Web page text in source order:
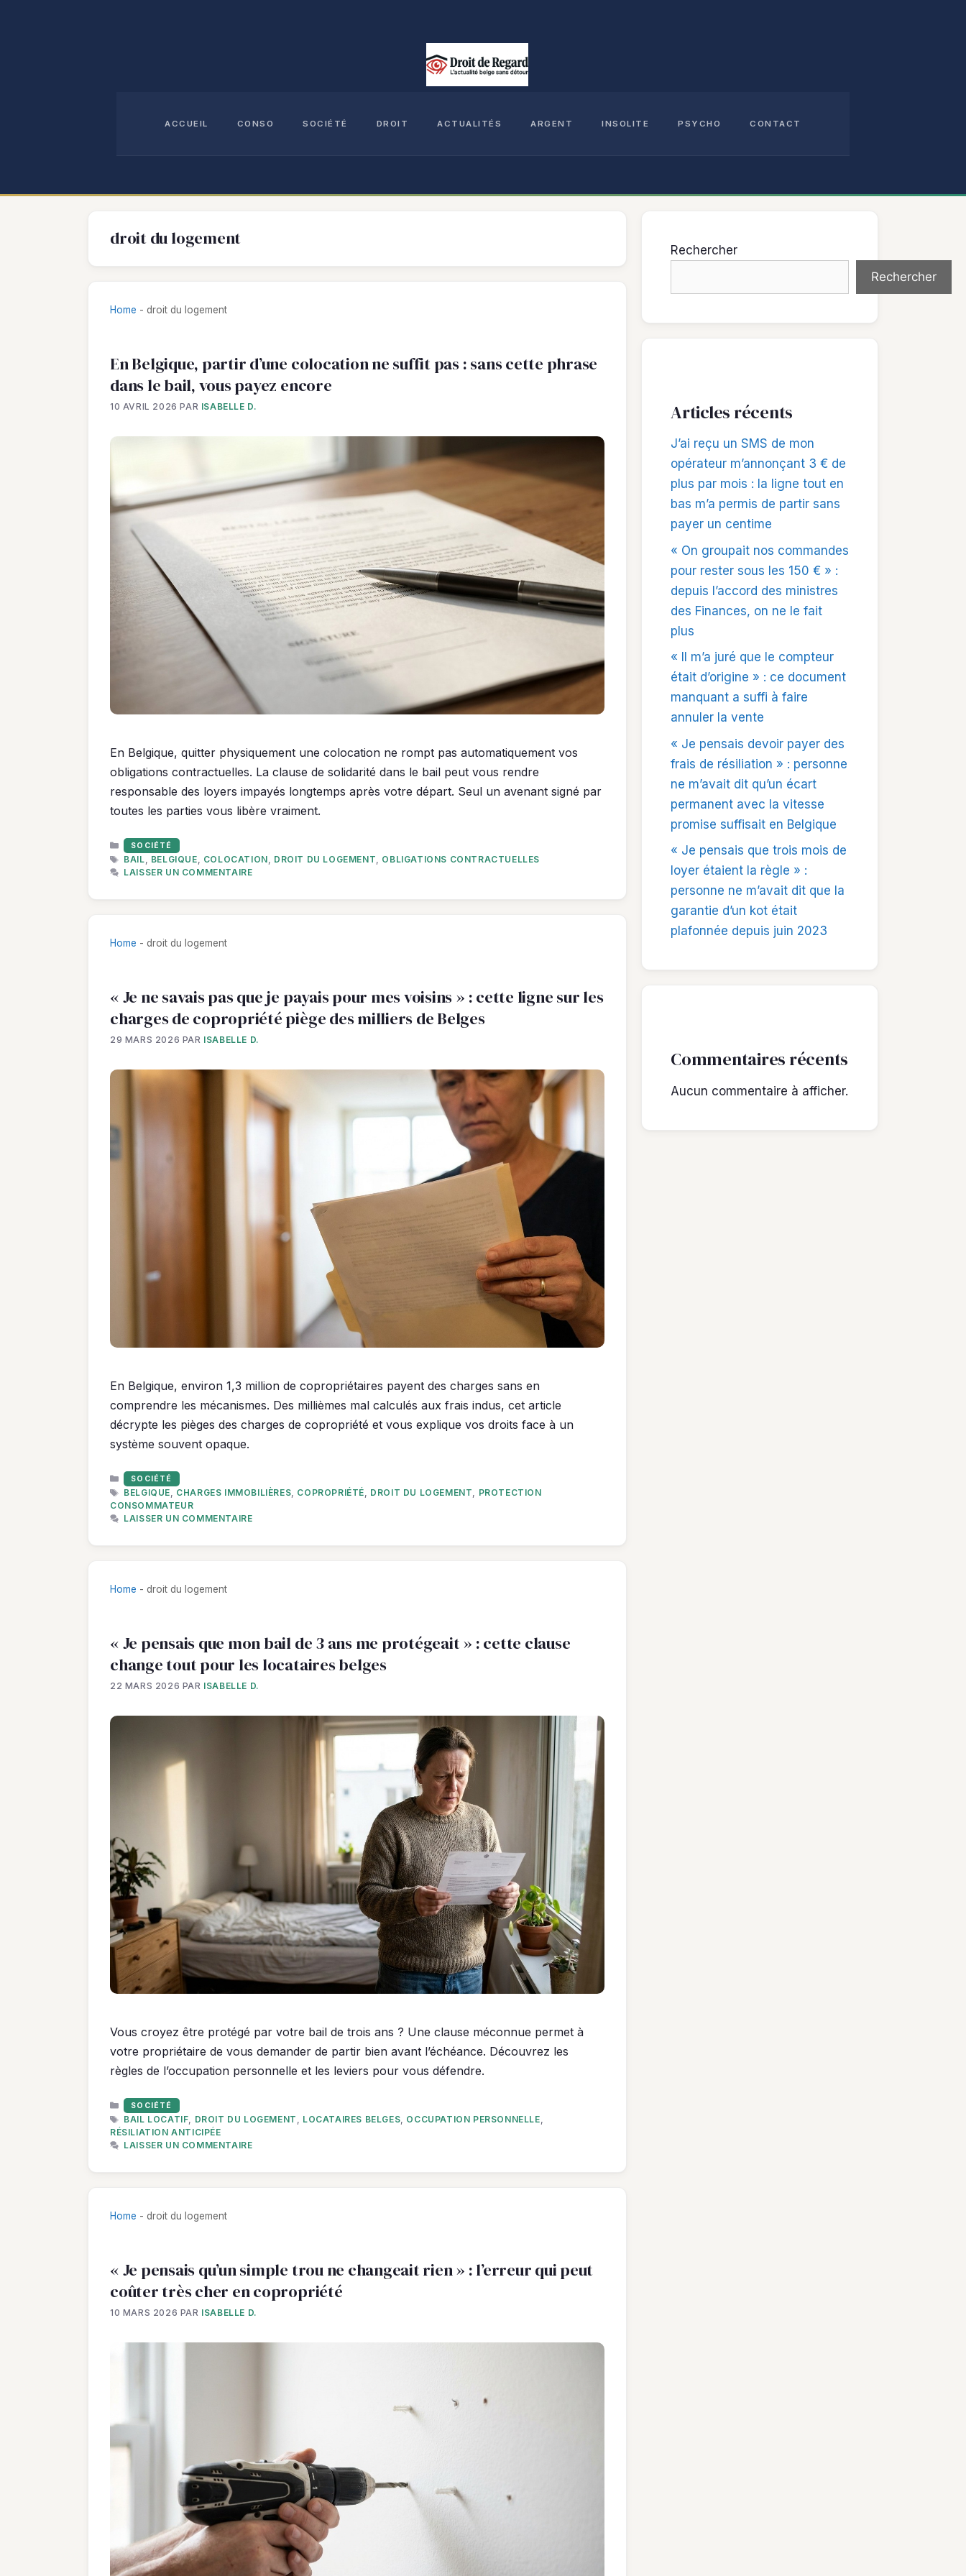
ACCUEIL CONSO SOCIÉTÉ DROIT ACTUALITÉS ARGENT INSOLITE PSYCHO CONTACT
droit du logement
Home - droit du logement
En Belgique, partir d’une colocation ne suffit pas : sans cette phrase
dans le bail, vous payez encore
10 AVRIL 2026 PAR ISABELLE D.
En Belgique, quitter physiquement une colocation ne rompt pas automatiquement vos
obligations contractuelles. La clause de solidarité dans le bail peut vous rendre
responsable des loyers impayés longtemps après votre départ. Seul un avenant signé par
toutes les parties vous libère vraiment.
CATÉGORIES
SOCIÉTÉ
ÉTIQUETTES
BAIL, BELGIQUE, COLOCATION, DROIT DU LOGEMENT, OBLIGATIONS CONTRACTUELLES
LAISSER UN COMMENTAIRE
Home - droit du logement
« Je ne savais pas que je payais pour mes voisins » : cette ligne sur les
charges de copropriété piège des milliers de Belges
29 MARS 2026 PAR ISABELLE D.
En Belgique, environ 1,3 million de copropriétaires payent des charges sans en
comprendre les mécanismes. Des millièmes mal calculés aux frais indus, cet article
décrypte les pièges des charges de copropriété et vous explique vos droits face à un
système souvent opaque.
CATÉGORIES
SOCIÉTÉ
ÉTIQUETTES
BELGIQUE, CHARGES IMMOBILIÈRES, COPROPRIÉTÉ, DROIT DU LOGEMENT, PROTECTION
CONSOMMATEUR
LAISSER UN COMMENTAIRE
Home - droit du logement
« Je pensais que mon bail de 3 ans me protégeait » : cette clause
change tout pour les locataires belges
22 MARS 2026 PAR ISABELLE D.
Vous croyez être protégé par votre bail de trois ans ? Une clause méconnue permet à
votre propriétaire de vous demander de partir bien avant l’échéance. Découvrez les
règles de l’occupation personnelle et les leviers pour vous défendre.
CATÉGORIES
SOCIÉTÉ
ÉTIQUETTES
BAIL LOCATIF, DROIT DU LOGEMENT , LOCATAIRES BELGES, OCCUPATION PERSONNELLE,
RÉSILIATION ANTICIPÉE
LAISSER UN COMMENTAIRE
Home - droit du logement
« Je pensais qu’un simple trou ne changeait rien » : l’erreur qui peut
coûter très cher en copropriété
10 MARS 2026 PAR ISABELLE D.
Rechercher
Rechercher
Articles récents
J’ai reçu un SMS de mon
opérateur m’annonçant 3 € de
plus par mois : la ligne tout en
bas m’a permis de partir sans
payer un centime
« On groupait nos commandes
pour rester sous les 150 € » :
depuis l’accord des ministres
des Finances, on ne le fait
plus
« Il m’a juré que le compteur
était d’origine » : ce document
manquant a suffi à faire
annuler la vente
« Je pensais devoir payer des
frais de résiliation » : personne
ne m’avait dit qu’un écart
permanent avec la vitesse
promise suffisait en Belgique
« Je pensais que trois mois de
loyer étaient la règle » :
personne ne m’avait dit que la
garantie d’un kot était
plafonnée depuis juin 2023
Commentaires récents
Aucun commentaire à afficher.